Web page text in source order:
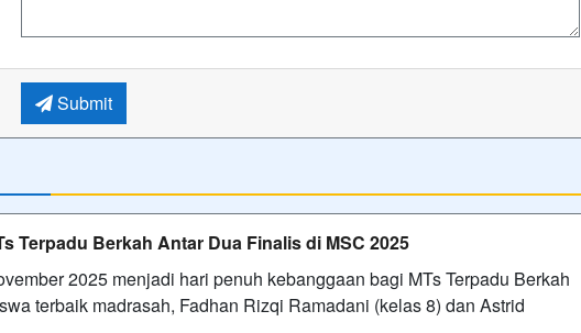
Submit
Terpadu Berkah Antar Dua Finalis di MSC 2025
2025 menjadi hari penuh kebanggaan bagi MTs Terpadu Berkah
terbaik madrasah, Fadhan Rizqi Ramadani (kelas 8) dan Astrid